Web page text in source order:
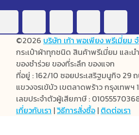
©2026 บริษัท เก้า พอเพียง พรีเมี่ยม
กระเป๋าผ้าทุกชนิด สินค้าพรีเมี่ยม และน
ของชำร่วย ของที่ระลึก ของแจก
ที่อยู่ : 162/10 ซอยประเสริฐมนูกิจ 29
แขวงจรเข้บัว เขตลาดพร้าว กรุงเทพฯ
เลขประจำตัวผู้เสียภาษี :
เกี่ยวกับเรา |วิธีการสั่งซื้อ | ติดต่อเรา